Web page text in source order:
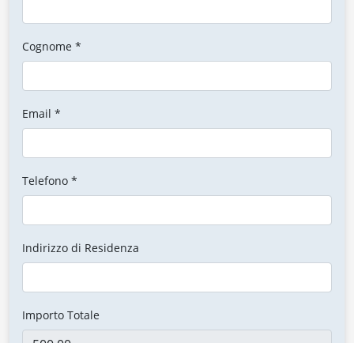
Cognome *
Email *
Telefono *
Indirizzo di Residenza
Importo Totale